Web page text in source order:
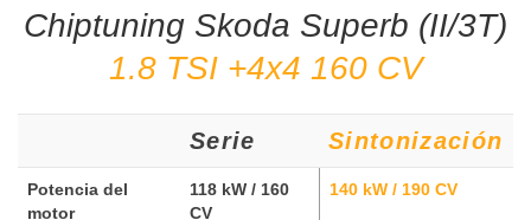
Chiptuning Skoda Superb (II/3T)
1.8 TSI +4x4 160 CV
Serie Sintonización
Potencia del
motor
118 kW / 160
CV
140 kW / 190 CV